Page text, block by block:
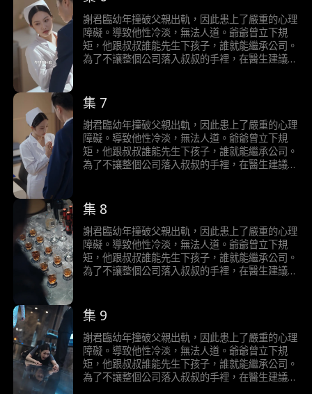
了一系列啼笑皆非的故事。
謝君臨幼年撞破父親出軌，因此患上了嚴重的心理
障礙。導致他性冷淡，無法人道。爺爺曾立下規
矩，他跟叔叔誰能先生下孩子，誰就能繼承公司。
為了不讓整個公司落入叔叔的手裡，在醫生建議
的生理反應，從而展開強勢的追求，二人之間發生
了一系列啼笑皆非的故事。
集 7
謝君臨幼年撞破父親出軌，因此患上了嚴重的心理
障礙。導致他性冷淡，無法人道。爺爺曾立下規
矩，他跟叔叔誰能先生下孩子，誰就能繼承公司。
為了不讓整個公司落入叔叔的手裡，在醫生建議
的生理反應，從而展開強勢的追求，二人之間發生
了一系列啼笑皆非的故事。
集 8
謝君臨幼年撞破父親出軌，因此患上了嚴重的心理
障礙。導致他性冷淡，無法人道。爺爺曾立下規
矩，他跟叔叔誰能先生下孩子，誰就能繼承公司。
為了不讓整個公司落入叔叔的手裡，在醫生建議
的生理反應，從而展開強勢的追求，二人之間發生
了一系列啼笑皆非的故事。
集 9
謝君臨幼年撞破父親出軌，因此患上了嚴重的心理
障礙。導致他性冷淡，無法人道。爺爺曾立下規
矩，他跟叔叔誰能先生下孩子，誰就能繼承公司。
為了不讓整個公司落入叔叔的手裡，在醫生建議